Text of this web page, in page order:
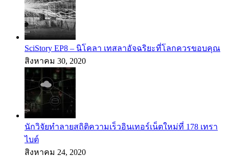
SciStory EP8 – นิโคลา เทสลาอัจฉริยะที่โลกควรขอบคุณ
สิงหาคม 30, 2020
นักวิจัยทำลายสถิติความเร็วอินเทอร์เน็ตใหม่ที่ 178 เทรา
ไบต์
สิงหาคม 24, 2020